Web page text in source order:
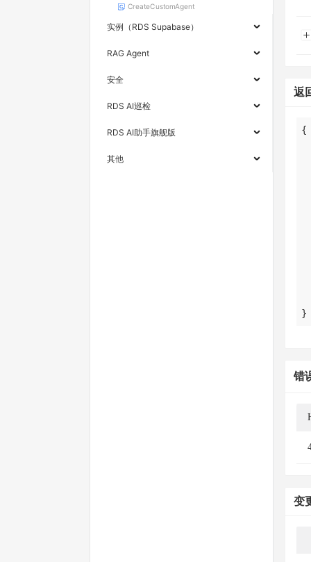
CreateCustomAgent
实例（RDS Supabase）
RAG Agent
安全
RDS AI巡检
RDS AI助手旗舰版
其他
返
}
错
变